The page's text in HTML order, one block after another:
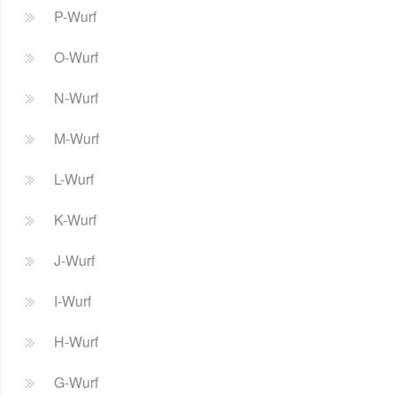
P-Wurf
O-Wurf
N-Wurf
M-Wurf
L-Wurf
K-Wurf
J-Wurf
I-Wurf
H-Wurf
G-Wurf